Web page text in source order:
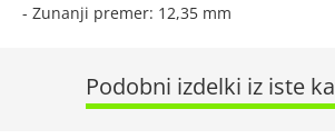
- Zunanji premer: 12,35 mm
Podobni izdelki iz iste